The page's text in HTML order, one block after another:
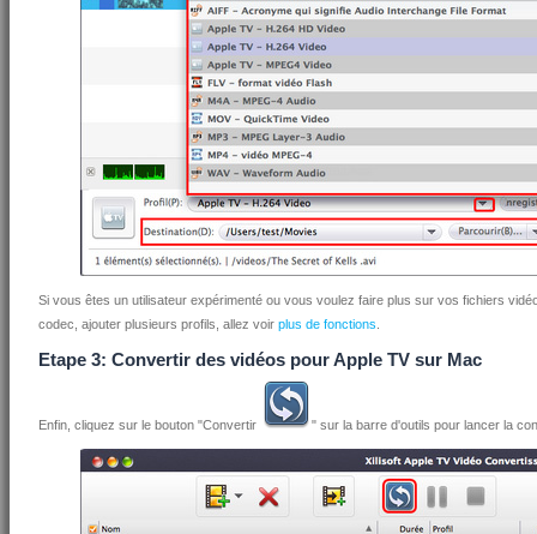
Si vous êtes un utilisateur expérimenté ou vous voulez faire plus sur vos fichiers
codec, ajouter plusieurs profils, allez voir plus de fonctions
Etape 3: Convertir des vidéos pour Apple TV sur Mac
Enfin, cliquez sur le bouton "Convertir " sur la barre d'outils pour lancer la